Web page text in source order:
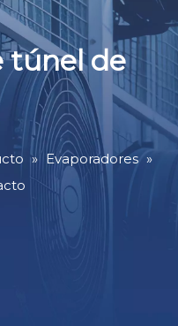
túnel de
» Evaporadores »